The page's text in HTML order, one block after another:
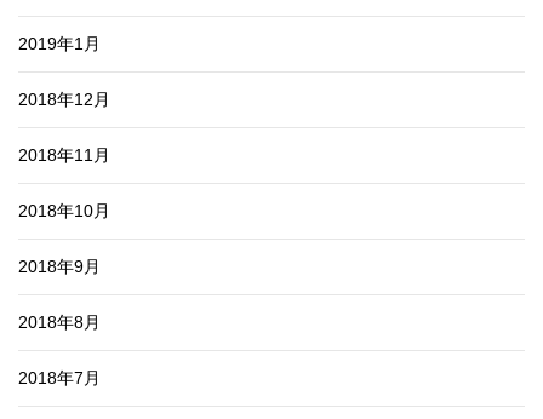
2019年1月
2018年12月
2018年11月
2018年10月
2018年9月
2018年8月
2018年7月